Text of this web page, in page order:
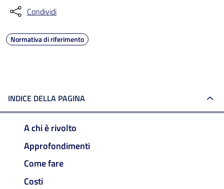
Condividi
Normativa di riferimento
INDICE DELLA PAGINA
A chi è rivolto
Approfondimenti
Come fare
Costi